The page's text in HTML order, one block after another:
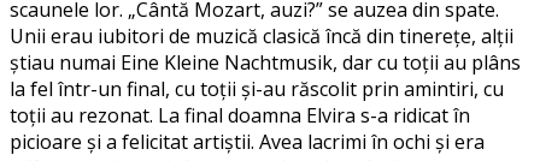
scaunele lor. „Cântă Mozart, auzi?” se auzea din spate.
Unii erau iubitori de muzică clasică încă din tinerețe, alții
știau numai Eine Kleine Nachtmusik, dar cu toții au plâns
la fel într-un final, cu toții și-au răscolit prin amintiri, cu
toții au rezonat. La final doamna Elvira s-a ridicat în
picioare și a felicitat artiștii. Avea lacrimi în ochi și era